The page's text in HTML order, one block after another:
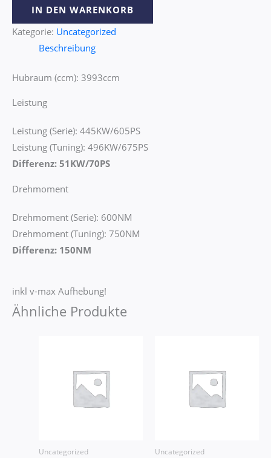
IN DEN WARENKORB
Kategorie: Uncategorized
Beschreibung
Hubraum (ccm): 3993ccm
Leistung
Leistung (Serie): 445KW/605PS
Leistung (Tuning): 496KW/675PS
Differenz: 51KW/70PS
Drehmoment
Drehmoment (Serie): 600NM
Drehmoment (Tuning): 750NM
Differenz: 150NM
inkl v-max Aufhebung!
Ähnliche Produkte
Uncategorized Uncategorized